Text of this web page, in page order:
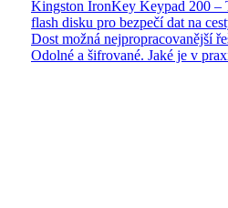
Kingston IronKey Keypad 200
flash disku pro bezpečí dat na
Dost možná nejpropracovanější
Odolné a šifrované. Jaké je v